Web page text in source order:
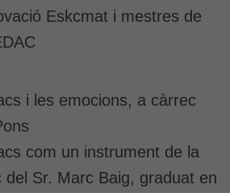
Eskcmat i mestres de
i les emocions, a càrrec
com un instrument de la
del Sr. Marc Baig, graduat en